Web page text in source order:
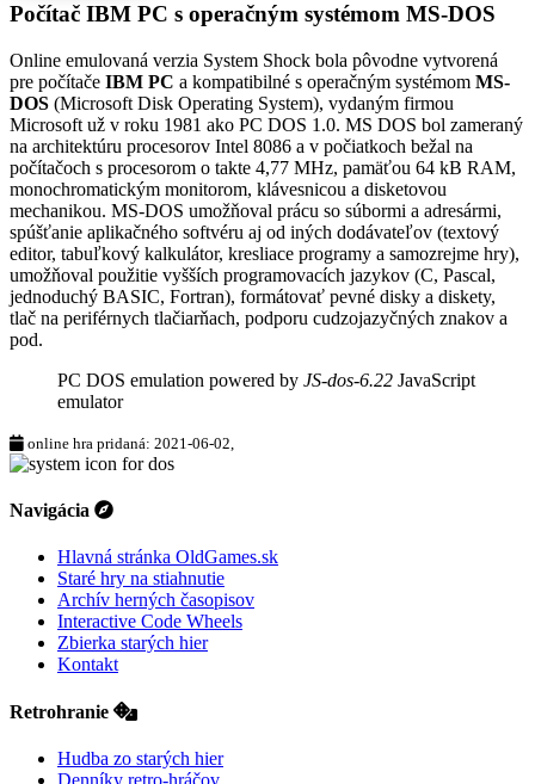
Počítač IBM PC s operačným systémom MS-DOS
Online emulovaná verzia System Shock bola pôvodne vytvorená
pre počítače IBM PC a kompatibilné s operačným systémom MS-
DOS (Microsoft Disk Operating System), vydaným firmou
Microsoft už v roku 1981 ako PC DOS 1.0. MS DOS bol zameraný
na architektúru procesorov Intel 8086 a v počiatkoch bežal na
počítačoch s procesorom o takte 4,77 MHz, pamäťou 64 kB RAM,
monochromatickým monitorom, klávesnicou a disketovou
mechanikou. MS-DOS umožňoval prácu so súbormi a adresármi,
spúšťanie aplikačného softvéru aj od iných dodávateľov (textový
editor, tabuľkový kalkulátor, kresliace programy a samozrejme hry),
umožňoval použitie vyšších programovacích jazykov (C, Pascal,
jednoduchý BASIC, Fortran), formátovať pevné disky a diskety,
tlač na periférnych tlačiarňach, podporu cudzojazyčných znakov a
pod.
PC DOS emulation powered by JS-dos-6.22 JavaScript
emulator
online hra pridaná: 2021-06-02,
Navigácia
Hlavná stránka OldGames.sk
Staré hry na stiahnutie
Archív herných časopisov
Interactive Code Wheels
Zbierka starých hier
Kontakt
Retrohranie
Hudba zo starých hier
Denníky retro-hráčov